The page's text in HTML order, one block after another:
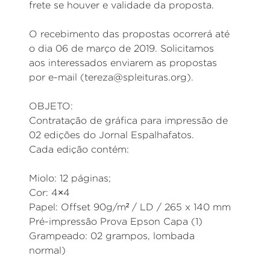
frete se houver e validade da proposta.
O recebimento das propostas ocorrerá até
o dia 06 de março de 2019. Solicitamos
aos interessados enviarem as propostas
por e-mail (tereza@spleituras.org).
OBJETO:
Contratação de gráfica para impressão de
02 edições do Jornal Espalhafatos.
Cada edição contém:
Miolo: 12 páginas;
Cor: 4×4
Papel: Offset 90g/m² / LD / 265 x 140 mm
Pré-impressão Prova Epson Capa (1)
Grampeado: 02 grampos, lombada
normal)